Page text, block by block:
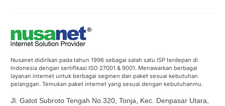
Nusanet didirikan pada tahun 1996 sebagai salah satu ISP terdepan di
Indonesia dengan sertifikasi ISO 27001 & 9001. Menawarkan berbagai
layanan internet untuk berbagai segmen dan paket sesuai kebutuhan
pelanggan. Temukan paket internet yang sesuai dengan kebutuhanmu.
Jl. Gatot Subroto Tengah No.320, Tonja, Kec. Denpasar Utara,